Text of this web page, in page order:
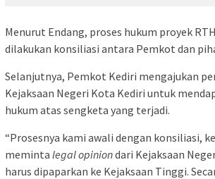
Menurut Endang, proses hukum proyek
dilakukan konsiliasi antara Pemkot dan
Selanjutnya, Pemkot Kediri mengajukan
Kejaksaan Negeri Kota Kediri untuk
hukum atas sengketa yang terjadi.
“Prosesnya kami awali dengan konsiliasi,
meminta legal opiniondari Kejaksaan
harus dipaparkan ke Kejaksaan Tinggi.